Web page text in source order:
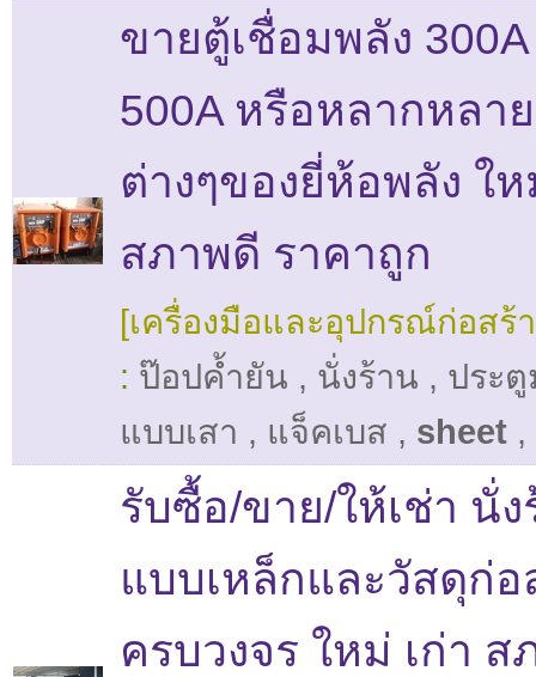
ขายตู้เชื่อมพลัง
500A หรือหลากหลา
ต่างๆของยี่ห้อพลัง ให
สภาพดี ราคาถูก
[เครื่องมือและอุปกรณ์ก่อสร้
: ป๊อปค้ำยัน , นั่งร้าน , ประ
แบบเสา , แจ็คเบส , sheet ,
รับซื้อ/ขาย/ให้เช่า นั่ง
แบบเหล็กและวัสดุก่อ
ครบวงจร ใหม่ เก่า ส